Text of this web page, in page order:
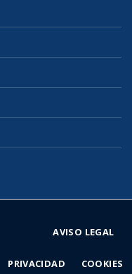
AVISO LEGAL
PRIVACIDAD COOKIES